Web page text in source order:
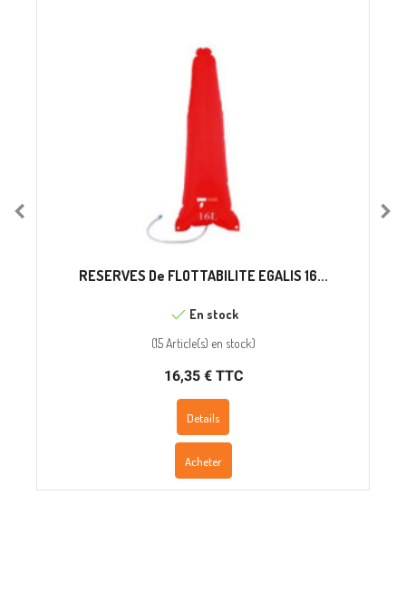
RESERVES De FLOTTABILITE EGALIS 16...
En stock
(15 Article(s) en stock)
16,35 € TTC
Details
Acheter